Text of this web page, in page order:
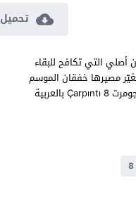
تحميل
اون لاين بجودة عالية النقاء تدور احداث قصة خفقان حلقة 8 كاملة عن أصلي التي تكافح للبقاء
مصيرها خفقان الموسم
الاول الحلقة 8 مشاهدة وتحميل مسلسل الدراما العائلي التركي خفقان 8 بطولة كرم بورسين، دينيز شاكر، ليزجه جومرت Çarpıntı 8 بالعربية